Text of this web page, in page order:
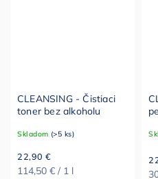
CLEANSING - Čistiaci
toner bez alkoholu
Skladom (>5 ks)
22,90 €
114,50 € / 1 l